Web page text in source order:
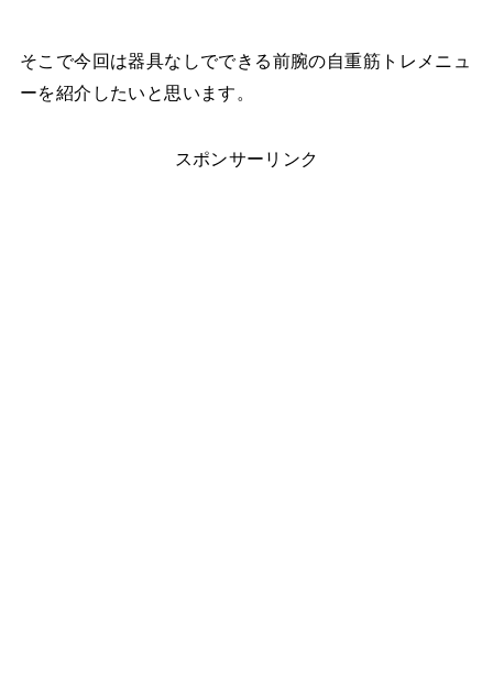
そこで今回は器具なしでできる前腕の自重筋トレメニュ
ーを紹介したいと思います。
スポンサーリンク